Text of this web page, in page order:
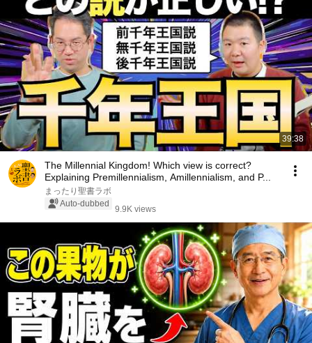
39:38
The Millennial Kingdom! Which view is correct?
Explaining Premillennialism, Amillennialism, and P...
まったり聖書ラボ
Auto-dubbed
9.9K views